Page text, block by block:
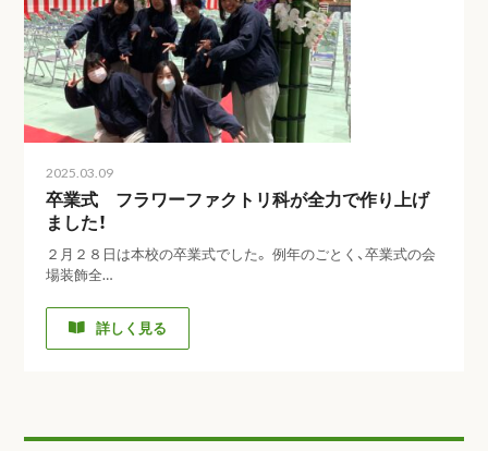
2025.03.09
卒業式 フラワーファクトリ科が全力で作り上げ
ました！
２月２８日は本校の卒業式でした。 例年のごとく、卒業式の会
場装飾全…
詳しく見る